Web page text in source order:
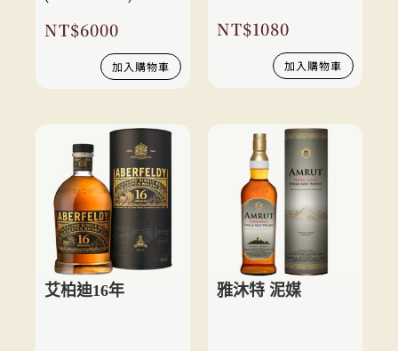
NT$6000
加入購物車
NT$1080
加入購物車
艾柏迪16年 雅沐特 泥媒